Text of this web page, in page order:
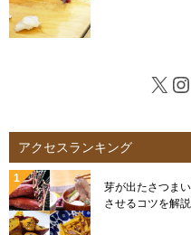
X
アクセスランキング
芽が出たさつま
させるコツを解説